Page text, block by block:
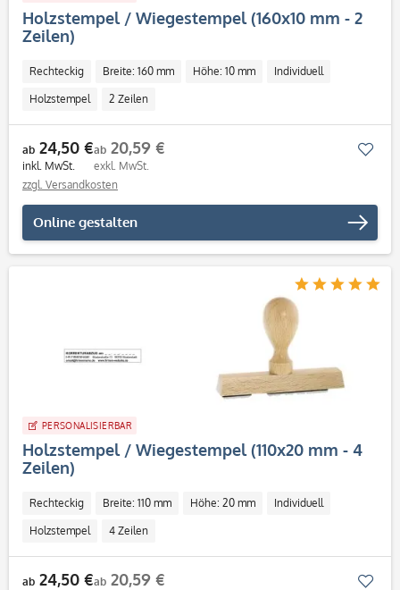
Holzstempel / Wiegestempel (160x10 mm - 2
Zeilen)
Rechteckig Breite: 160 mm Höhe: 10 mm Individuell
Holzstempel 2 Zeilen
ab 24,50 €
inkl. MwSt.
ab 20,59 €
exkl. MwSt.
zzgl. Versandkosten
Online gestalten
PERSONALISIERBAR
Holzstempel / Wiegestempel (110x20 mm - 4
Zeilen)
Rechteckig Breite: 110 mm Höhe: 20 mm Individuell
Holzstempel 4 Zeilen
ab 24,50 €ab 20,59 €